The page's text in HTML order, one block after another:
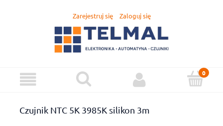
Zarejestruj się Zaloguj się
Czujnik NTC 5K 3985K silikon 3m